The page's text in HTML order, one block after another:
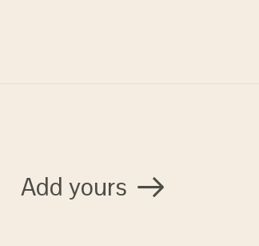
Add yours